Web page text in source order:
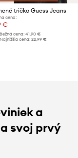
tričko Guess Jeans
cena:
€
Bežná cena: 41,90 €
Najnižšia cena: 22,99 €
a
svoj prvý